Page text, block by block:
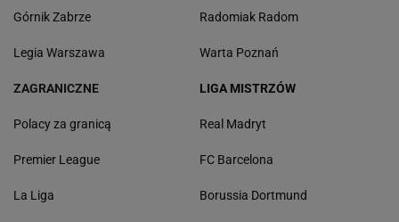
Górnik Zabrze
Legia Warszawa
Radomiak Radom
Warta Poznań
ZAGRANICZNE
Polacy za granicą
Premier League
La Liga
LIGA MISTRZÓW
Real Madryt
FC Barcelona
Borussia Dortmund